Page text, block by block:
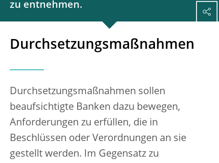
zu entnehmen.
Durchsetzungsmaßnahmen
Durchsetzungsmaßnahmen sollen
beaufsichtigte Banken dazu bewegen,
Anforderungen zu erfüllen, die in
Beschlüssen oder Verordnungen an sie
gestellt werden. Im Gegensatz zu